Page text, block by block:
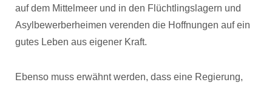
auf dem Mittelmeer und in den Flüchtlingslagern und
Asylbewerberheimen verenden die Hoffnungen auf ein
gutes Leben aus eigener Kraft.
Ebenso muss erwähnt werden, dass eine Regierung,